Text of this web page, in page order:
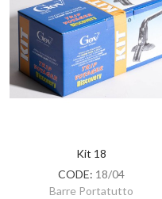
Kit 18
CODE: 18/04
Barre Portatutto